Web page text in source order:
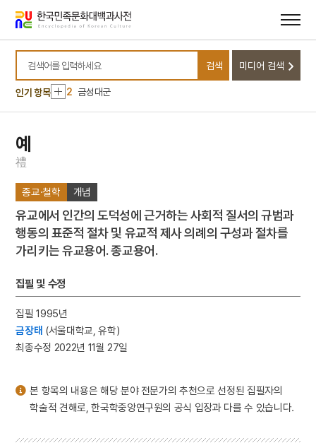
바로가기
바로가기
검색어를 입력하세요
검색 미디어 검색
인기 항목
10 소음인
1 손곡산인전
2 금성대군
3 금동 보살 입상
8 대한천리교
9
병영초등학교
3 금동 보살 입상
4 세조
6 광복절 노래
7
금동 미륵보살 반가 사유상
예
禮
종교·철학 개념
유교에서 인간의 도덕성에 근거하는 사회적 질서의 규범과
행동의 표준적 절차 및 유교적 제사 의례의 구성과 절차를
가리키는 유교용어. 종교용어.
집필 및 수정
집필 1995년
금장태 (서울대학교, 유학)
최종수정 2022년 11월 27일
본 항목의 내용은 해당 분야 전문가의 추천으로 선정된 집필자의
학술적 견해로, 한국학중앙연구원의 공식 입장과 다를 수 있습니다.